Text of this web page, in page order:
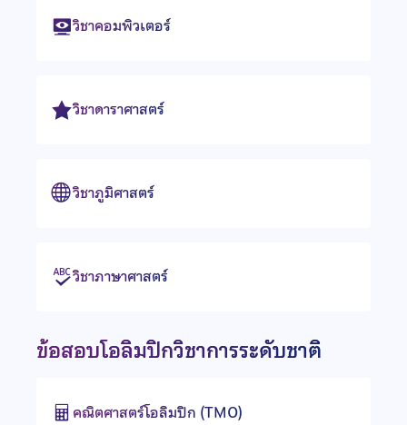
วิชาคอมพิวเตอร์
วิชาดาราศาสตร์
วิชาภูมิศาสตร์
วิชาภาษาศาสตร์
ข้อสอบโอลิมปิกวิชาการระดับชาติ
คณิตศาสตร์โอลิมปิก (TMO)